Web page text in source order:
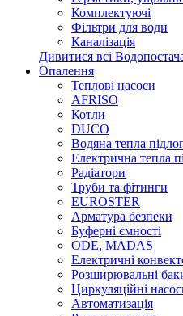
Комплектуючі
Фільтри для води
Каналізація
Дивитися всі
Опалення
Теплові насоси
AFRISO
Котли
DUCO
Водяна тепла
Електрична тепла
Радіатори
Труби та фітинги
EUROSTER
Арматура безпеки
Буферні ємності
ODE, MADAS
Електричні
Розширювальні
Циркуляційні
Автоматизація